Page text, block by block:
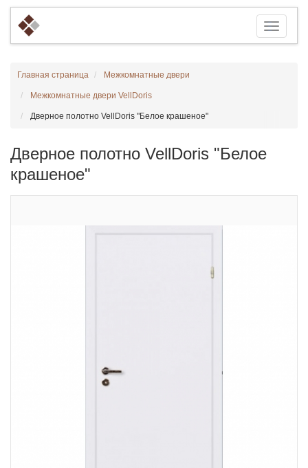
Главная страница Межкомнатные двери
Межкомнатные двери VellDoris
Дверное полотно VellDoris "Белое крашеное"
Дверное полотно VellDoris "Белое
крашеное"